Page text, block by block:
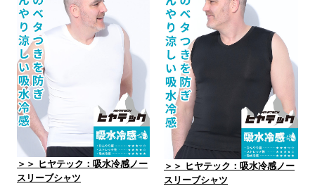
＞＞ ヒヤテック：吸水冷感ノー
スリーブシャツ
＞＞ ヒヤテック：吸水冷感ノー
スリーブシャツ